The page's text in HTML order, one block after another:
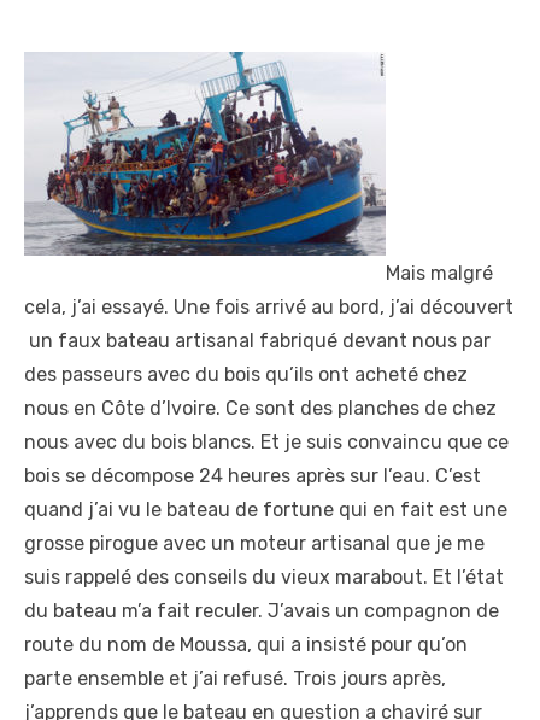
Mais malgré
cela, j’ai essayé. Une fois arrivé au bord, j’ai découvert
un faux bateau artisanal fabriqué devant nous par
des passeurs avec du bois qu’ils ont acheté chez
nous en Côte d’Ivoire. Ce sont des planches de chez
nous avec du bois blancs. Et je suis convaincu que ce
bois se décompose 24 heures après sur l’eau. C’est
quand j’ai vu le bateau de fortune qui en fait est une
grosse pirogue avec un moteur artisanal que je me
suis rappelé des conseils du vieux marabout. Et l’état
du bateau m’a fait reculer. J’avais un compagnon de
route du nom de Moussa, qui a insisté pour qu’on
parte ensemble et j’ai refusé. Trois jours après,
j’apprends que le bateau en question a chaviré sur